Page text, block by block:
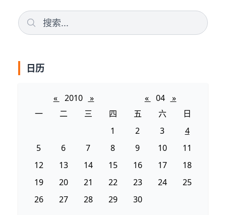
日历
« 2010 » « 04
»
一
二 三 四 五 六
日
1
2 3
4
5
6 7 8 9 10
11
12
13 14 15 16 17
18
19
20 21 22 23 24
25
26
27 28 29 30